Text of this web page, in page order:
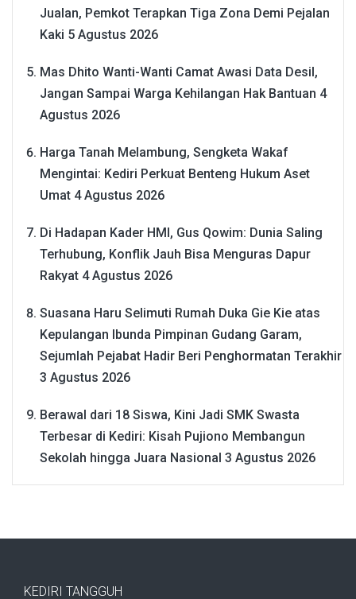
Jualan, Pemkot Terapkan Tiga Zona Demi Pejalan
Kaki 5 Agustus 2026
Mas Dhito Wanti-Wanti Camat Awasi Data Desil,
Jangan Sampai Warga Kehilangan Hak Bantuan 4
Agustus 2026
Harga Tanah Melambung, Sengketa Wakaf
Mengintai: Kediri Perkuat Benteng Hukum Aset
Umat 4 Agustus 2026
Di Hadapan Kader HMI, Gus Qowim: Dunia Saling
Terhubung, Konflik Jauh Bisa Menguras Dapur
Rakyat 4 Agustus 2026
Suasana Haru Selimuti Rumah Duka Gie Kie atas
Kepulangan Ibunda Pimpinan Gudang Garam,
Sejumlah Pejabat Hadir Beri Penghormatan Terakhir
3 Agustus 2026
Berawal dari 18 Siswa, Kini Jadi SMK Swasta
Terbesar di Kediri: Kisah Pujiono Membangun
Sekolah hingga Juara Nasional 3 Agustus 2026
KEDIRI TANGGUH